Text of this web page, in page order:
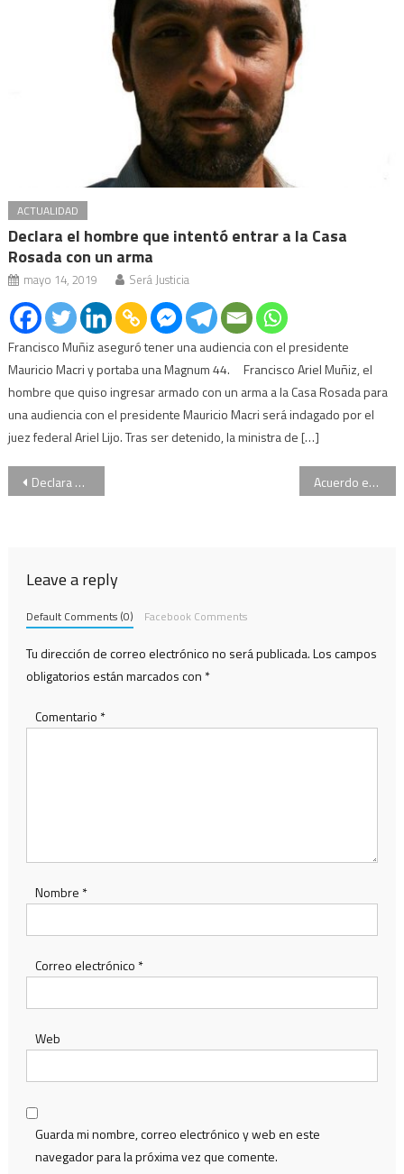
ACTUALIDAD
Declara el hombre que intentó entrar a la Casa
Rosada con un arma
mayo 14, 2019 Será Justicia
Francisco Muñiz aseguró tener una audiencia con el presidente
Mauricio Macri y portaba una Magnum 44. Francisco Ariel Muñiz, el
hombre que quiso ingresar armado con un arma a la Casa Rosada para
una audiencia con el presidente Mauricio Macri será indagado por el
juez federal Ariel Lijo. Tras ser detenido, la ministra de […]
Navegación
Declara en Cámara Gesell la nena que fue violada en San Juan Acuerdo entre Argentina y Uruguay para recuperar activos de la corrupción
Leave a reply
Default Comments (0) Facebook Comments
Tu dirección de correo electrónico no será publicada.Los campos
obligatorios están marcados con *
Comentario *
Nombre *
Correo electrónico *
Web
Guarda mi nombre, correo electrónico y web en este
navegador para la próxima vez que comente.